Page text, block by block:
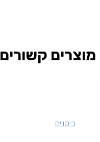
מוצרים קשורים
כיסויים